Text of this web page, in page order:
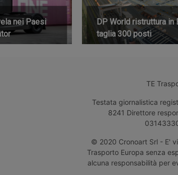
nei Paesi
DP World ristruttura in
taglia 300 posti
TE
Testata giornalistica
8241 Direttore
© 2020 Cronoart Srl - E'
Trasporto Europa senza
alcuna responsabilità per